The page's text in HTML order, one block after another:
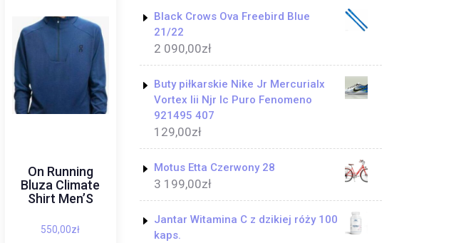
On Running
Bluza Climate
Shirt Men’S
550,00zł
Black Crows Ova Freebird Blue
21/22
2 090,00zł
Buty piłkarskie Nike Jr Mercurialx
Vortex Iii Njr Ic Puro Fenomeno
921495 407
129,00zł
Motus Etta Czerwony 28
3 199,00zł
Jantar Witamina C z dzikiej róży 100
kaps.